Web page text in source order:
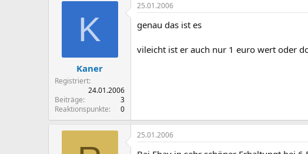
K
Kaner
Registriert
24.01.2006
Beiträge
3
Reaktionspunkte
0
25.01.2006
genau das ist es
vileicht ist er auch nur 1 euro wert oder
25.01.2006